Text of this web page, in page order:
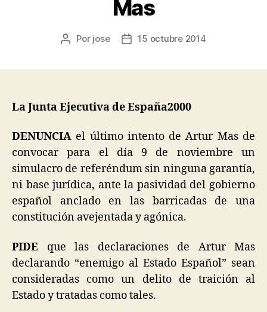
Mas
Por jose 15 octubre 2014
La Junta Ejecutiva de España2000
DENUNCIA el último intento de Artur Mas de
convocar para el día 9 de noviembre un
simulacro de referéndum sin ninguna garantía,
ni base jurídica, ante la pasividad del gobierno
español anclado en las barricadas de una
constitución avejentada y agónica.
PIDE que las declaraciones de Artur Mas
declarando “enemigo al Estado Español” sean
consideradas como un delito de traición al
Estado y tratadas como tales.